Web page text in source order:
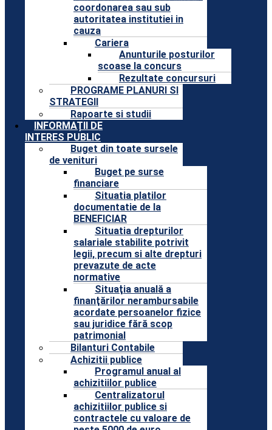
coordonarea sau sub
autoritatea institutiei in
cauza
Cariera
Anunturile posturilor
scoase la concurs
Rezultate concursuri
PROGRAME PLANURI SI
STRATEGII
Rapoarte si studii
INFORMAȚII DE
INTERES PUBLIC
Buget din toate sursele
de venituri
Buget pe surse
financiare
Situatia platilor
documentatie de la
BENEFICIAR
Situatia drepturilor
salariale stabilite potrivit
legii, precum si alte drepturi
prevazute de acte
normative
Situaţia anuală a
finanţărilor nerambursabile
acordate persoanelor fizice
sau juridice fără scop
patrimonial
Bilanturi Contabile
Achizitii publice
Programul anual al
achizitiilor publice
Centralizatorul
achizitiilor publice si
contractele cu valoare de